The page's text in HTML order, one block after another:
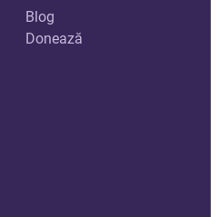
Blog
Donează